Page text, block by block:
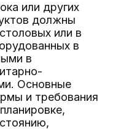
или других
должны
или в
в
в
Основные
и требования